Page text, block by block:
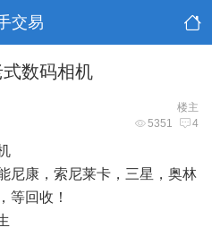
交易
数码相机
楼主
5351 4
尼康，索尼莱卡，三星，奥林
等回收！